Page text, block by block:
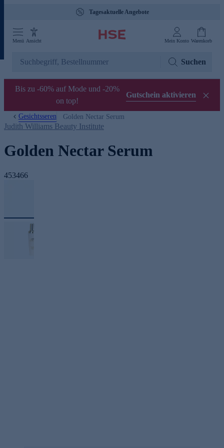
Gebührenfreie Hotline 0800 29 888 88
Menü Ansicht Mein Konto Warenkorb
Suchen
Bis zu -60% auf Mode und -20%
on top!
Gutschein aktivieren
Gesichtsseren Golden Nectar Serum
Judith Williams Beauty Institute
Golden Nectar Serum
453466